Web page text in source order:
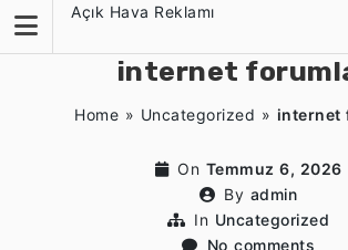
content
Açık Hava Reklamı
internet
Home » Uncategorized » internet
On Temmuz 6, 2026
By admin
In Uncategorized
No comments